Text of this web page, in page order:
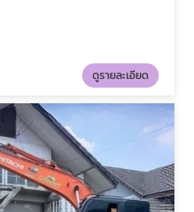
ดูรายละเอียด